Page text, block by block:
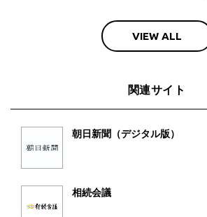
VIEW ALL
関連サイト
朝日新聞（デジタル版）
相続会議